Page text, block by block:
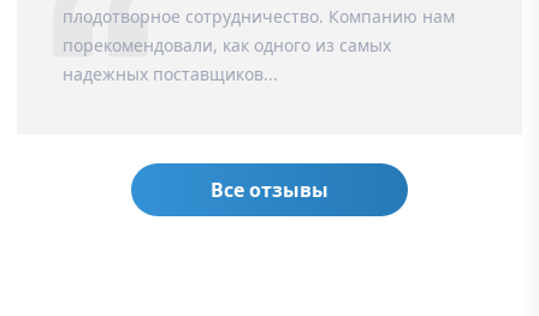
плодотворное сотрудничество. Компанию нам
порекомендовали, как одного из самых
надежных поставщиков...
Все отзывы